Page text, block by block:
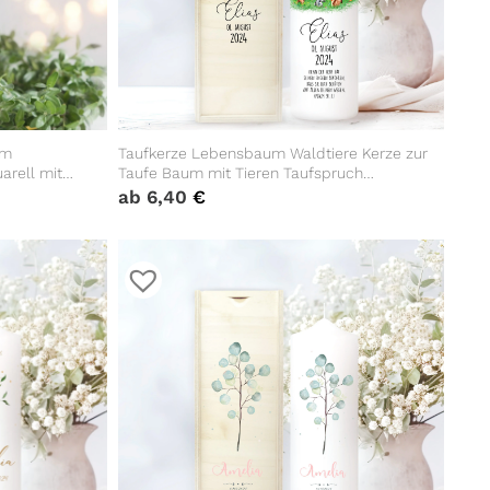
mit
Taufkerze Lebensbaum Waldtiere Kerze zur
Taufe Baum mit Tieren Taufspruch
individualisierbar
ab 6,40 €